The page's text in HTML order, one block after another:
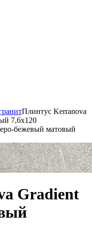
Плинтус Kerranova
7,6x120
бежевый матовый
Gradient